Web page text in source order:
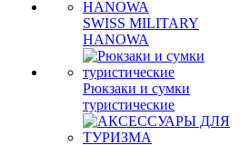
SWISS MILITARY
HANOWA
Рюкзаки и сумки
туристические